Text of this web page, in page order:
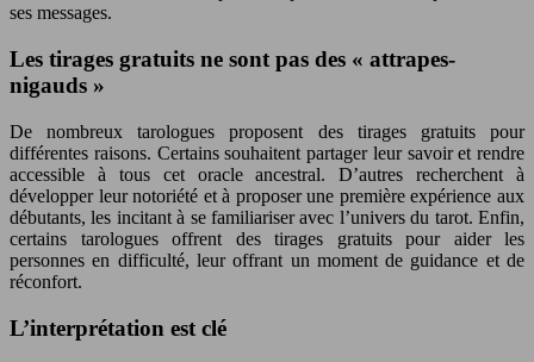
ses messages.
Les tirages gratuits ne sont pas des « attrapes-
nigauds »
De nombreux tarologues proposent des tirages gratuits pour
différentes raisons. Certains souhaitent partager leur savoir et rendre
accessible à tous cet oracle ancestral. D’autres recherchent à
développer leur notoriété et à proposer une première expérience aux
débutants, les incitant à se familiariser avec l’univers du tarot. Enfin,
certains tarologues offrent des tirages gratuits pour aider les
personnes en difficulté, leur offrant un moment de guidance et de
réconfort.
L’interprétation est clé